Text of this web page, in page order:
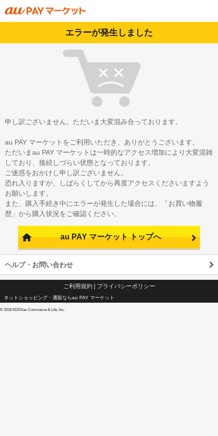
エラーが発生しました
申し訳ございません。ただいま大変混み合っております。
au PAY マーケットをご利用いただき、ありがとうございます。
ただいまau PAY マーケットは一時的なアクセス増加により大変混雑
しており、接続しづらい状態となっております。
ご迷惑をおかけし申し訳ございません。
恐れ入りますが、しばらくしてから再度アクセスくださいますよう
お願いします。
また、購入手続き中にエラーが発生した場合には、「お買い物履
歴」から購入状況をご確認ください。
au PAY マーケット トップへ
ヘルプ・お問い合わせ
ご利用規約| プライバシーポリシー
ネットショッピング・通販ならau PAY マーケット
© 2016 KDDI/au Commerce & Life, Inc.